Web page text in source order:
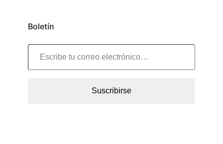
Boletín
Escribe tu correo electrónico…
Suscribirse